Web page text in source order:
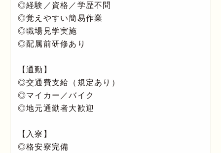
◎経験／資格／学歴不問
◎覚えやすい簡易作業
◎職場見学実施
◎配属前研修あり
【通勤】
◎交通費支給（規定あり）
◎マイカー／バイク
◎地元通勤者大歓迎
【入寮】
◎格安寮完備